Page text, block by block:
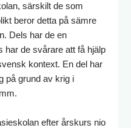
särskilt de som
beror detta på sämre
Dels har de en
har de svårare att få hjälp
kontext. En del har
på grund av krig i
efter årskurs nio